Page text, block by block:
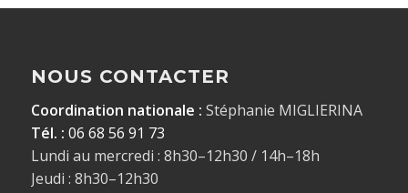
NOUS CONTACTER
Coordination nationale : Stéphanie MIGLIERINA
Tél. : 06 68 56 91 73
Lundi au mercredi : 8h30–12h30 / 14h–18h
Jeudi : 8h30–12h30